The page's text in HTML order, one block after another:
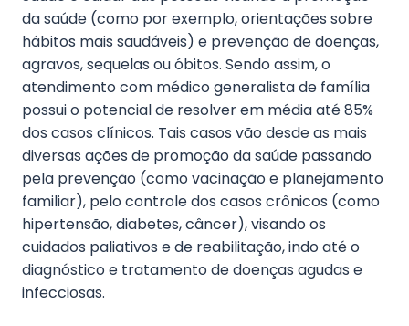
da saúde (como por exemplo, orientações sobre
hábitos mais saudáveis) e prevenção de doenças,
agravos, sequelas ou óbitos. Sendo assim, o
atendimento com médico generalista de família
possui o potencial de resolver em média até 85%
dos casos clínicos. Tais casos vão desde as mais
diversas ações de promoção da saúde passando
pela prevenção (como vacinação e planejamento
familiar), pelo controle dos casos crônicos (como
hipertensão, diabetes, câncer), visando os
cuidados paliativos e de reabilitação, indo até o
diagnóstico e tratamento de doenças agudas e
infecciosas.